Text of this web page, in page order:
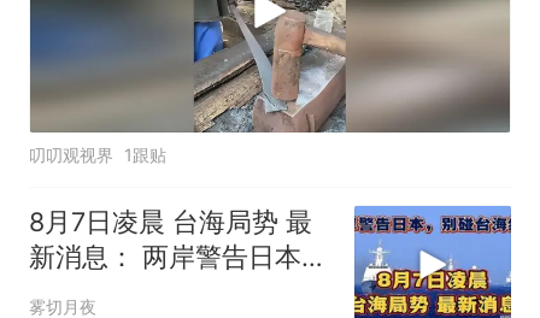
叨叨观视界 1跟贴
8月7日凌晨 台海局势 最
新消息： 两岸警告日本，
别碰台海红线！
雾切月夜